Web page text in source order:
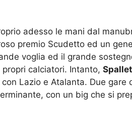
adesso le mani dal
premio Scudetto ed un
voglia ed il grande
calciatori. Intanto,
Lazio e Atalanta. Due gare
con un big che si